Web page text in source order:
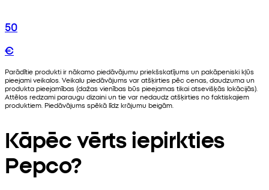
50
€
Parādītie produkti ir nākamo piedāvājumu priekšskatījums un pakāpeniski kļūs
pieejami veikalos. Veikalu piedāvājums var atšķirties pēc cenas, daudzuma un
produkta pieejamības (dažas vienības būs pieejamas tikai atsevišķās lokācijās).
Attēlos redzami paraugu dizaini un tie var nedaudz atšķirties no faktiskajiem
produktiem. Piedāvājums spēkā līdz krājumu beigām.
Kāpēc vērts iepirkties
Pepco?